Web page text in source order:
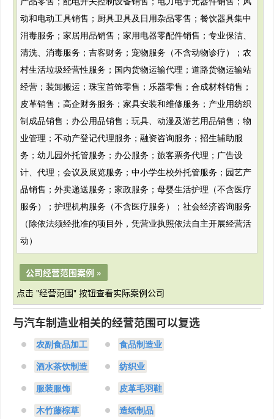
动和电动工具销售；厨具卫具及日用杂品零售；餐饮器具集中
消毒服务；家居用品销售；家用电器零配件销售；专业保洁、
清洗、消毒服务；吉客财务；宠物服务（不含动物诊疗）；农
村生活垃圾经营性服务；国内货物运输代理；道路货物运输站
经营；装卸搬运；珠宝首饰零售；乐器零售；合成材料销售；
皮革销售；高企财务服务；家具安装和维修服务；产业用纺织
制成品销售；办公用品销售；玩具、动漫及游艺用品销售；物
业管理；不动产登记代理服务；融资咨询服务；招生辅助服
务；幼儿园外托管服务；办公服务；旅客票务代理；广告设
计、代理；会议及展览服务；中小学生校外托管服务；园艺产
品销售；外卖递送服务；家政服务；母婴生活护理（不含医疗
服务）；护理机构服务（不含医疗服务）；社会经济咨询服务
（除依法须经批准的项目外，凭营业执照依法自主开展经营活
动）
公司经营范围案例 »
点击 "经营范围" 按钮查看实际案例公司
与汽车制造业相关的经营范围可以复选
农副食品加工 食品制造业
酒水茶饮制造 纺织业
服装服饰 皮革毛羽鞋
木竹藤棕草 造纸制品